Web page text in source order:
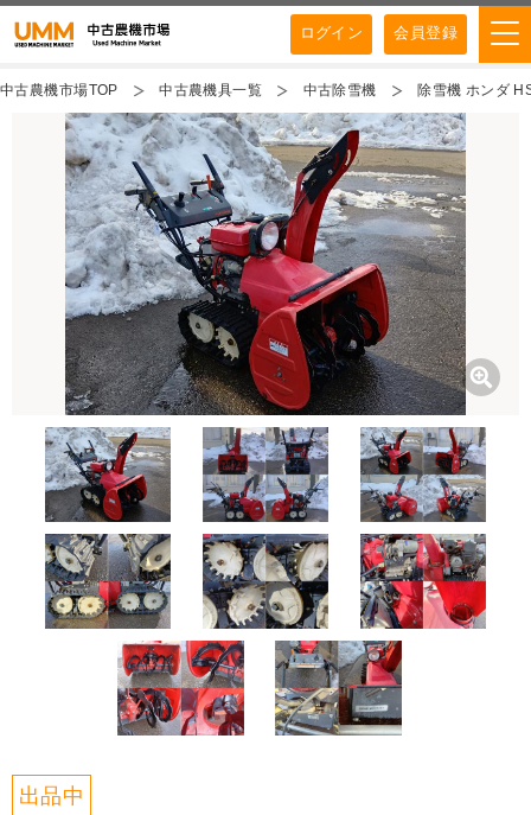
ログイン 会員登録
中古農機市場TOP 中古農機具一覧 中古除雪機 除雪機 ホンダ
出品中